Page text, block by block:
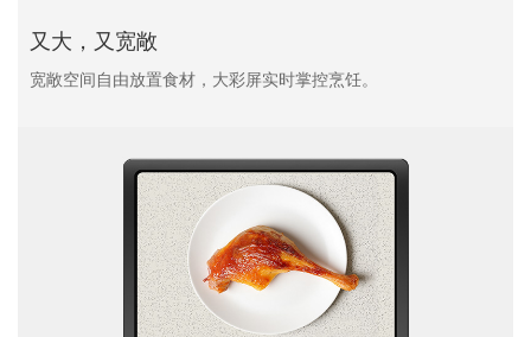
又大，又宽敞
宽敞空间自由放置食材，大彩屏实时掌控烹饪。